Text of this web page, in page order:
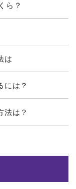
ら？
は
には？
法は？